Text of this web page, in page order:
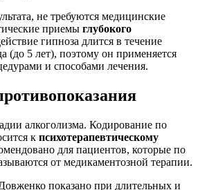
не требуются медицинские
приемы глубокого
гипноза длится в течение
(до 5 лет), поэтому он применяется
и способами лечения.
алкоголизма. Кодирование по
к психотерапевтическому
для пациентов, которые по
от медикаментозной терапии.
показано при длительных и